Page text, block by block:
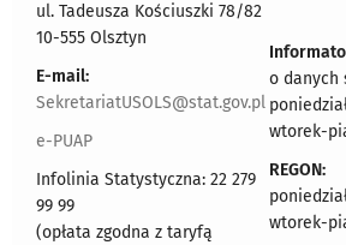
ul. Tadeusza Kościuszki 78/82
10-555 Olsztyn
E-mail:
SekretariatUSOLS@stat.gov.pl
e-PUAP
Infolinia Statystyczna: 22 279
99 99
(opłata zgodna z taryfą
o danych
wtorek-
REGON:
wtorek-